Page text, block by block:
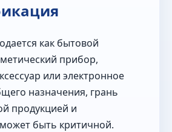
как бытовой
прибор,
или электронное
назначения, грань
продукцией и
быть критичной.